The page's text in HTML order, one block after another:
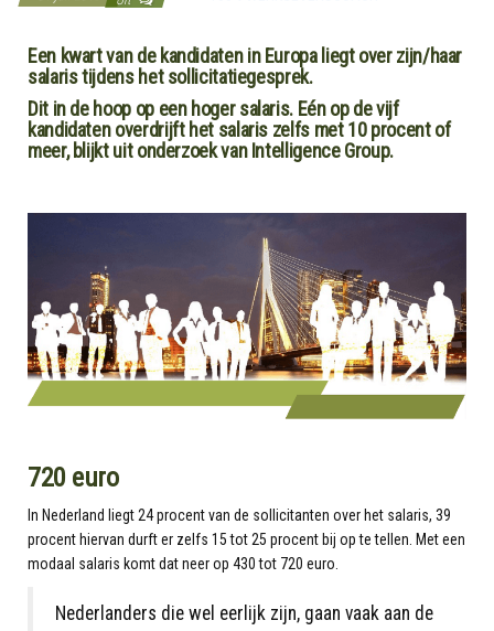
Een kwart van de kandidaten in Europa liegt over zijn/haar
salaris tijdens het sollicitatiegesprek.
Dit in de hoop op een hoger salaris. Eén op de vijf
kandidaten overdrijft het salaris zelfs met 10 procent of
meer, blijkt uit onderzoek van Intelligence Group.
720 euro
In Nederland liegt 24 procent van de sollicitanten over het salaris, 39
procent hiervan durft er zelfs 15 tot 25 procent bij op te tellen. Met een
modaal salaris komt dat neer op 430 tot 720 euro.
Nederlanders die wel eerlijk zijn, gaan vaak aan de